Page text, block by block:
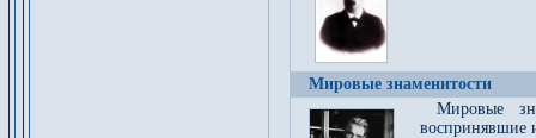
Мировые знаменитости
Мировые
воспринявшие